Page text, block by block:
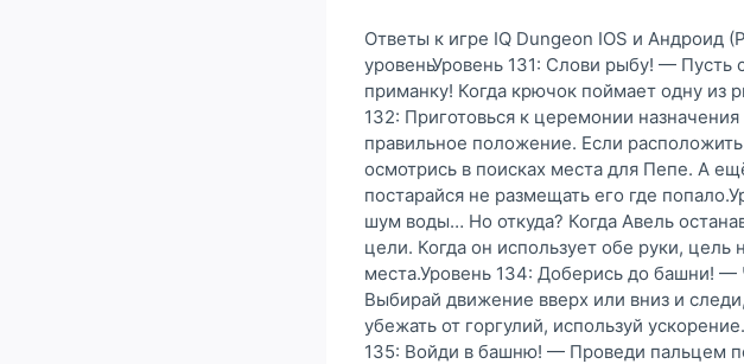
Ответы к игре IQ Dungeon IOS и Андроид
уровеньУровень 131: Слови рыбу! —
приманку! Когда крючок поймает одну из
132: Приготовься к церемонии
правильное положение. Если
осмотрись в поисках места для Пепе. А
постарайся не размещать его где
шум воды… Но откуда? Когда Авель
цели. Когда он использует обе руки,
места.Уровень 134: Доберись до башни! —
Выбирай движение вверх или вниз и
убежать от горгулий, используй
135: Войди в башню! — Проведи пальцем